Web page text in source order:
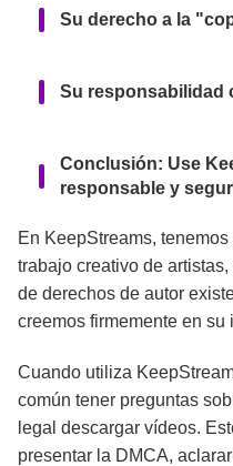
Su derecho a la
Su responsabilidad
Conclusión: Use
responsable y
En KeepStreams,
trabajo creativo de
de derechos de autor
creemos firmemente en su
Cuando utiliza
común tener preguntas
legal descargar vídeos.
presentar la DMCA,